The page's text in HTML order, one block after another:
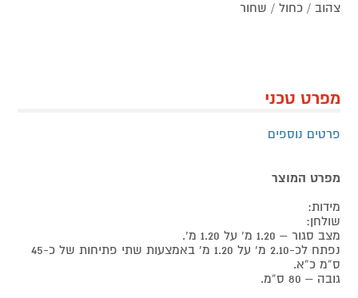
צהוב / כחול / שחור
מפרט טכני
פרטים נוספים
מפרט המוצר
מידות:
שולחן:
מצב סגור – 1.20 מ’ על 1.20 מ’.
נפתח לכ-2.10 מ’ על 1.20 מ’ באמצעות שתי פתיחות של כ-45
ס”מ כ”א.
גובה – 80 ס”מ.